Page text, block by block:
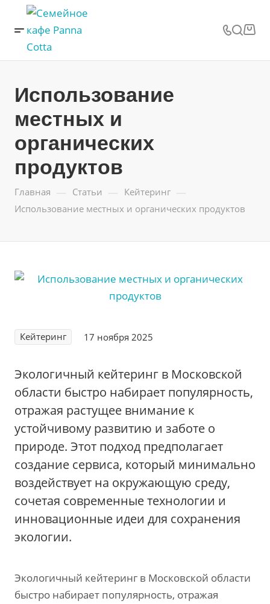
Использование
местных и
органических
продуктов
Главная — Статьи — Кейтеринг —
Использование местных и органических продуктов
Кейтеринг 17 ноября 2025
Экологичный кейтеринг в Московской
области быстро набирает популярность,
отражая растущее внимание к
устойчивому развитию и заботе о
природе. Этот подход предполагает
создание сервиса, который минимально
воздействует на окружающую среду,
сочетая современные технологии и
инновационные идеи для сохранения
экологии.
Экологичный кейтеринг в Московской области
быстро набирает популярность, отражая